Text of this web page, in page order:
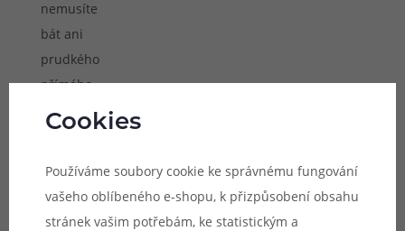
nemusíte
bát ani
prudkého
přímého
potahování,
při kterém
Cookies
Používáme soubory cookie ke správnému fungování
vašeho oblíbeného e-shopu, k přizpůsobení obsahu
stránek vašim potřebám, ke statistickým a